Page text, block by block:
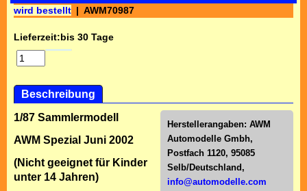
wird bestellt AWM70987
Lieferzeit:bis 30 Tage
Beschreibung
Herstellerangaben: AWM
Automodelle Gmbh,
Postfach 1120, 95085
Selb/Deutschl and,
info@automodelle.com
1/87 Sammlermodell
AWM Spezial Juni 2002
(Nicht geeignet für Kinder
unter 14 Jahren)